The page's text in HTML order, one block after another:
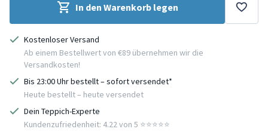
In den Warenkorb legen
Kostenloser Versand
Ab einem Bestellwert von €89 übernehmen wir die
Versandkosten!
Bis 23:00 Uhr bestellt – sofort versendet*
Heute bestellt – heute versendet
Dein Teppich-Experte
Kundenzufriedenheit: 4.22 von 5 ⭐️⭐️⭐️⭐️⭐️